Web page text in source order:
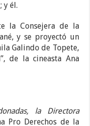
y él.
la Consejera de la
y se proyectó un
Galindo de Topete,
de la cineasta Ana
la Directora
Pro Derechos de la